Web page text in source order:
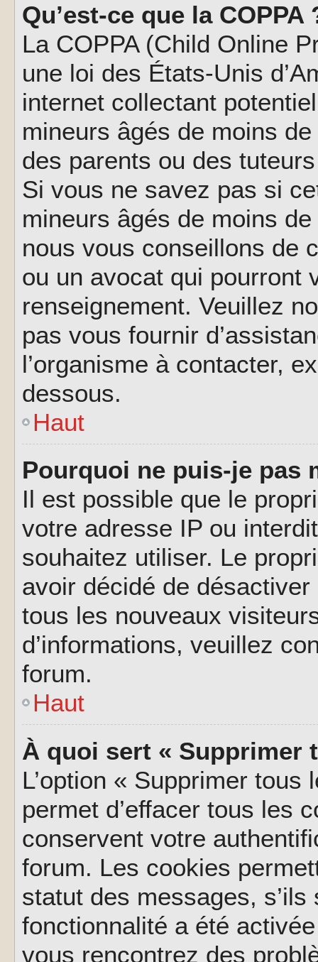
Qu’est-ce que la COPPA
La COPPA (Child Online
une loi des États-Unis
internet collectant
mineurs âgés de moins
des parents ou des
Si vous ne savez pas si
mineurs âgés de moins
nous vous conseillons de
ou un avocat qui pourront
renseignement. Veuillez
pas vous fournir
l’organisme à contacter,
dessous.
Haut
Pourquoi ne puis-je pas
Il est possible que le
votre adresse IP ou
souhaitez utiliser. Le
avoir décidé de
tous les nouveaux
d’informations, veuillez
forum.
Haut
À quoi sert « Supprimer
L’option « Supprimer
permet d’effacer tous les
conservent votre
forum. Les cookies
statut des messages,
fonctionnalité a été
vous rencontrez des